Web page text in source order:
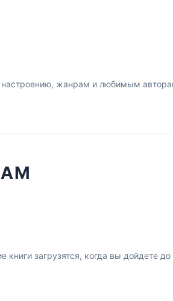
жанрам и любимым
книги загрузятся, когда вы дойдете до